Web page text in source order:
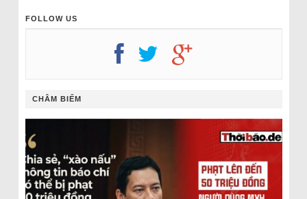
FOLLOW US
CHÂM BIẾM